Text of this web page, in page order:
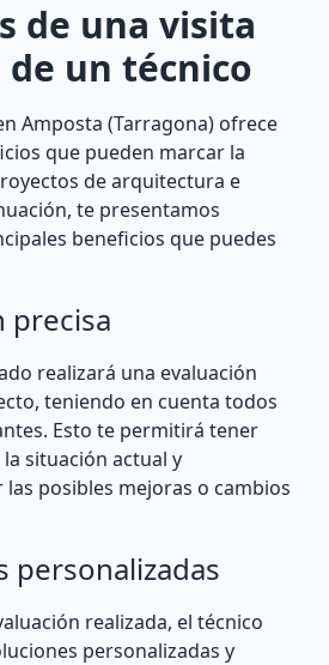
de una visita
un técnico
Amposta (Tarragona) ofrece
que pueden marcar la
de arquitectura e
te presentamos
beneficios que puedes
precisa
realizará una evaluación
teniendo en cuenta todos
Esto te permitirá tener
situación actual y
posibles mejoras o cambios
personalizadas
realizada, el técnico
personalizadas y